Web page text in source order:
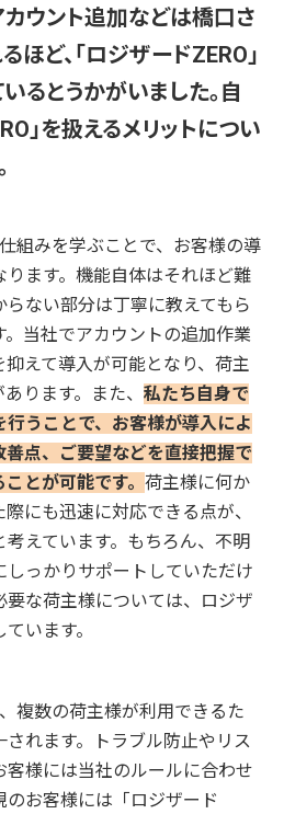
ウント追加などは橋口さ
ど、「ロジザードZERO」
るとうかがいました。自
」を扱えるメリットについ
組みを学ぶことで、お客様の導
ります。機能自体はそれほど難
ない部分は丁寧に教えてもら
当社でアカウントの追加作業
えて導入が可能となり、荷主
ります。また、 私たち自身で
うことで、お客様が導入によ
善点、ご要望などを直接把握で
とが可能です。 荷主様に何か
にも迅速に対応できる点が、
えています。もちろん、不明
しっかりサポートしていただけ
要な荷主様については、ロジザ
います。
複数の荷主様が利用できるた
れます。トラブル防止やリス
客様には当社のルールに合わせ
お客様には「ロジザード